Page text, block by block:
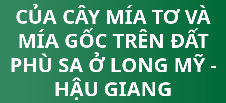
CỦA CÂY MÍA TƠ VÀ
MÍA GỐC TRÊN ĐẤT
PHÙ SA Ở LONG MỸ -
HẬU GIANG